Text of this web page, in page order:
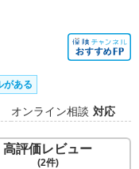
がある
オンライン相談 対応
高評価レビュー
(2件)